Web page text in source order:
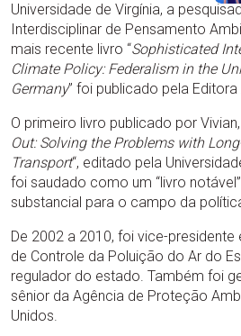
Universidade de Virgínia, a
Interdisciplinar de Pensamento
mais recente livro “Sophisticated
Climate Policy: Federalism in the
Germany” foi publicado pela
O primeiro livro publicado por Vivian,
Out: Solving the Problems with
Transport“, editado pela
foi saudado como um “livro
substancial para o campo da
De 2002 a 2010, foi vice-
de Controle da Poluição do Ar do
regulador do estado. Também foi
sênior da Agência de Proteção
Unidos.